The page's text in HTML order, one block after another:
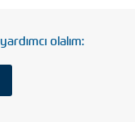
olalım: